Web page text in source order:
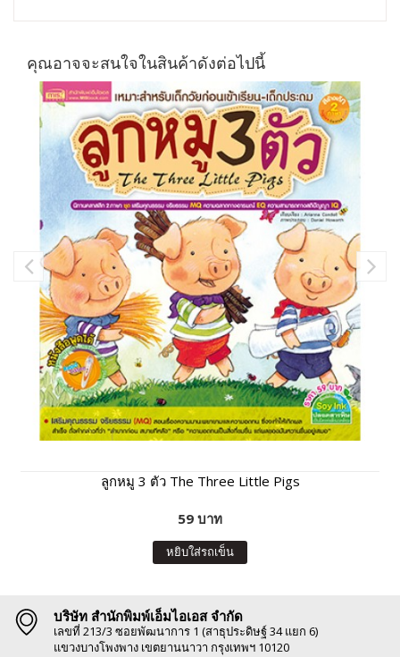
คุณอาจจะสนใจในสินค้าดังต่อไปนี้
ลูกหมู 3 ตัว The Three Little Pigs
59 บาท
หยิบใส่รถเข็น
บริษัท สำนักพิมพ์เอ็มไอเอส จำกัด
เลขที่ 213/3 ซอยพัฒนาการ 1 (สาธุประดิษฐ์ 34 แยก 6)
แขวงบางโพงพาง เขตยานนาวา กรุงเทพฯ 10120